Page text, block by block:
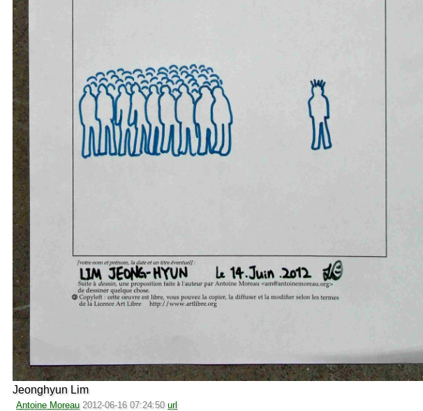
Jeonghyun Lim
Antoine Moreau 2012-06-16 07:24:50 url